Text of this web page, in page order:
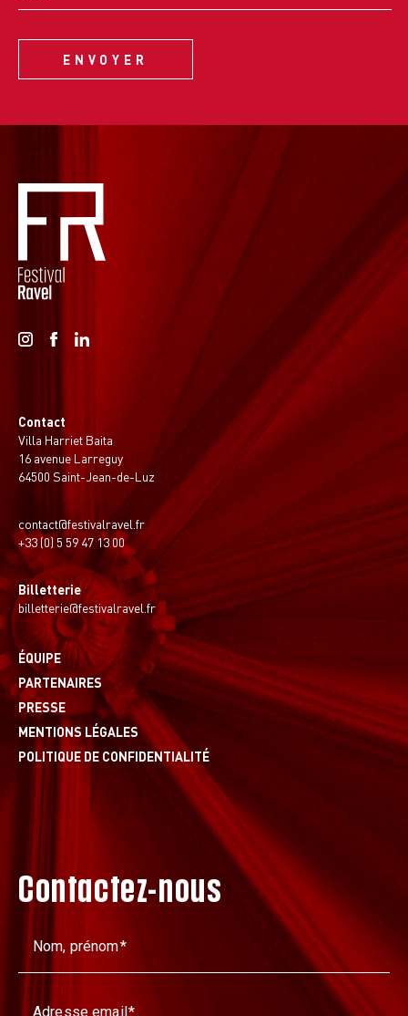
Contact
Villa Harriet Baita
16 avenue Larreguy
64500 Saint-Jean-de-Luz
contact@festivalravel.fr
+33 (0) 5 59 47 13 00
Billetterie
billetterie@festivalravel.fr
ÉQUIPE
PARTENAIRES
PRESSE
MENTIONS LÉGALES
POLITIQUE DE CONFIDENTIALITÉ
Contactez-nous
Nom, prénom
Adresse email